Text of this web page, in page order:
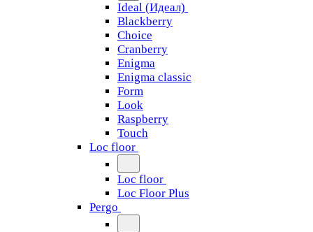
Ideal (Идеал)
Blackberry
Choice
Cranberry
Enigma
Enigma classic
Form
Look
Raspberry
Touch
Loc floor
Loc floor
Loc Floor Plus
Pergo